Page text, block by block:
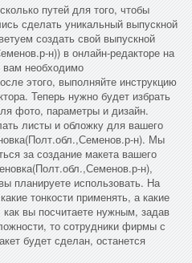
путей для того, чтобы
сделать уникальный выпускной
создать свой выпускной
н)) в онлайн-редакторе на
необходимо
этого, выполняйте инструкцию
Теперь нужно будет избрать
фото, параметры и дизайн.
листы и обложку для вашего
н). Мы
за создание макета вашего
н),
планируете использовать. На
тонкости применять, а какие
вы посчитаете нужным, задав
то сотрудники фирмы с
будет сделан, останется